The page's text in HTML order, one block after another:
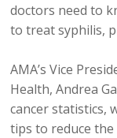
doctors need to
to treat syphilis,
AMA’s Vice
Health, Andrea
cancer statistics,
tips to reduce